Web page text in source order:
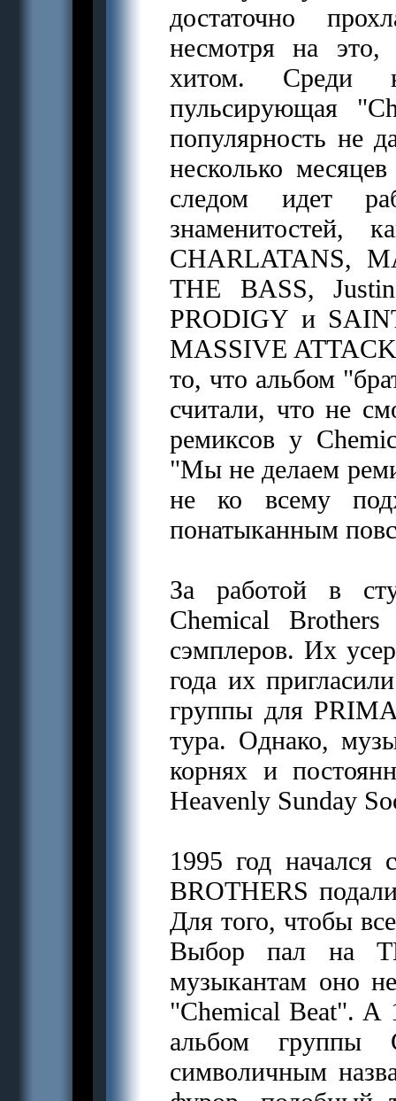
достаточно
несмотря на это,
хитом. Среди
пульсирующая
популярность не
несколько
следом идет
знаменитостей,
CHARLATANS,
THE BASS,
PRODIGY и
MASSIVE
то, что альбом
считали, что не
ремиксов у
"Мы не делаем
не ко всему
понатыканным
За работой в
Chemical
сэмплеров. Их
года их
группы для
тура. Однако,
корнях и
Heavenly Sunday
1995 год начался
BROTHERS
Для того, чтобы
Выбор пал на
музыкантам оно
"Chemical Beat". А
альбом группы
символичным